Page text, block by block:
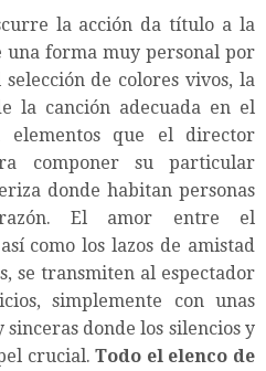
la acción da título a la
forma muy personal por
de colores vivos, la
la canción adecuada en el
elementos que el director
componer su particular
donde habitan personas
El amor entre el
como los lazos de amistad
se transmiten al espectador
simplemente con unas
donde los silencios y
crucial.Todo el elenco de